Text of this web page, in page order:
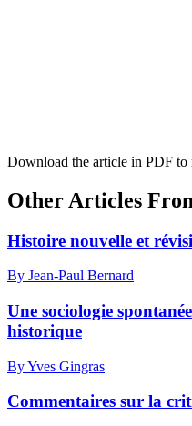
Download the article in PDF to
Other Articles
Histoire nouvelle et
By Jean-Paul Bernard
Une sociologie
historique
By Yves Gingras
Commentaires sur la